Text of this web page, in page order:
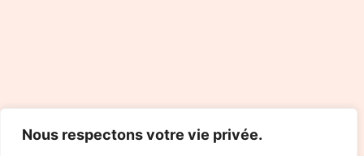
Nous respectons votre vie privée.